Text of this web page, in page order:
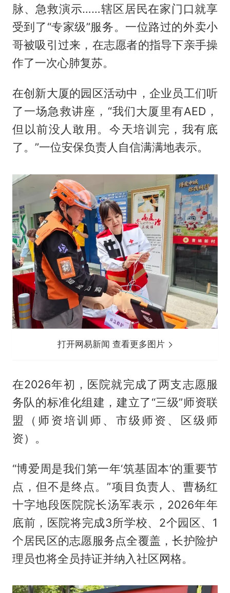
脉、急救演示……辖区居民在家门口就享
受到了“专家级”服务。一位路过的外卖小
哥被吸引过来，在志愿者的指导下亲手操
作了一次心肺复苏。
在创新大厦的园区活动中，企业员工们听
了一场急救讲座，“我们大厦里有AED，
但以前没人敢用。今天培训完，我有底
了。”一位安保负责人自信满满地表示。
打开网易新闻 查看更多图片
在2026年初，医院就完成了两支志愿服
务队的标准化组建，建立了“三级”师资联
盟（师资培训师、市级师资、区级师
资）。
“博爱周是我们第一年‘筑基固本’的重要节
点，但不是终点。”项目负责人、曹杨红
十字地段医院院长汤军表示，2026年年
底前，医院将完成3所学校、2个园区、1
个居民区的志愿服务点全覆盖，长护险护
理员也将全员持证并纳入社区网格。